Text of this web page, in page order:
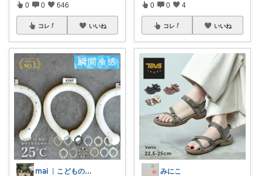
0 0 646
コレ いいね
𝗆𝖺𝗂 ︴こどものいる暮らし
0 0 4
コレ いいね
みにこ